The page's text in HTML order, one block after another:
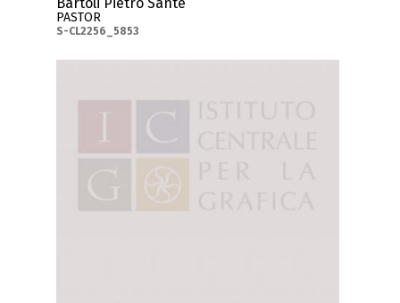
Bartoli Pietro Sante
PASTOR
S-CL2256_5853